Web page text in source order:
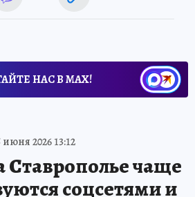
НАС В МАХ!
июня 2026 13:12
Ставрополье чаще
соцсетями и